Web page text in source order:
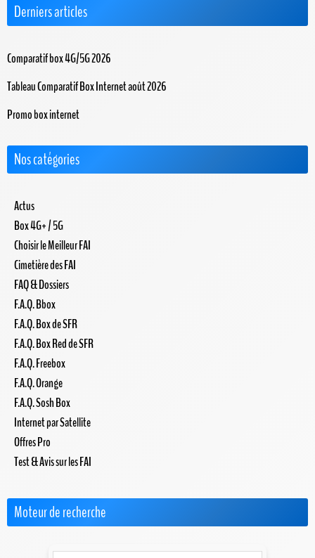
Derniers articles
Comparatif box 4G/5G 2026
Tableau Comparatif Box Internet août 2026
Promo box internet
Nos catégories
Actus
Box 4G+ / 5G
Choisir le Meilleur FAI
Cimetière des FAI
FAQ & Dossiers
F.A.Q. Bbox
F.A.Q. Box de SFR
F.A.Q. Box Red de SFR
F.A.Q. Freebox
F.A.Q. Orange
F.A.Q. Sosh Box
Internet par Satellite
Offres Pro
Test & Avis sur les FAI
Moteur de recherche